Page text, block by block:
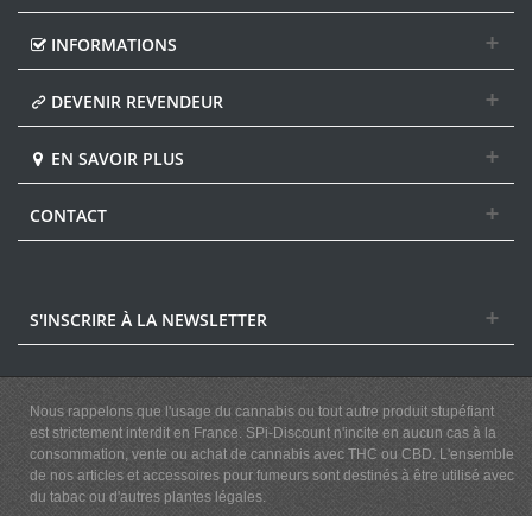
INFORMATIONS
DEVENIR REVENDEUR
EN SAVOIR PLUS
CONTACT
S'INSCRIRE À LA NEWSLETTER
Nous rappelons que l'usage du cannabis ou tout autre produit stupéfiant
est strictement interdit en France. SPi-Discount n'incite en aucun cas à la
consommation, vente ou achat de cannabis avec THC ou CBD. L'ensemble
de nos articles et accessoires pour fumeurs sont destinés à être utilisé avec
du tabac ou d'autres plantes légales.